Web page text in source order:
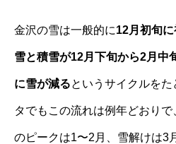
金沢の雪は一般的に12月初旬
雪と積雪が12月下旬から2月中
に雪が減るというサイクルを
タでもこの流れは例年どおり
のピークは1〜2月、雪解けは3